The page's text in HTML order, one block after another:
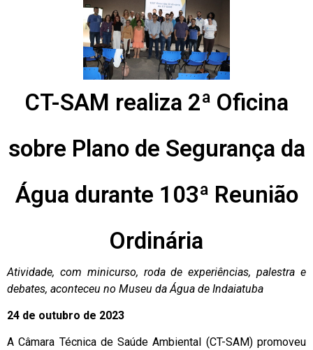
CT-SAM realiza 2ª Oficina
sobre Plano de Segurança da
Água durante 103ª Reunião
Ordinária
Atividade, com minicurso, roda de experiências, palestra e
debates, aconteceu no Museu da Água de Indaiatuba
24 de outubro de 2023
A Câmara Técnica de Saúde Ambiental (CT-SAM) promoveu